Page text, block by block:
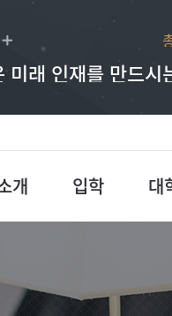
미래 인재를 만드
개 입학 대